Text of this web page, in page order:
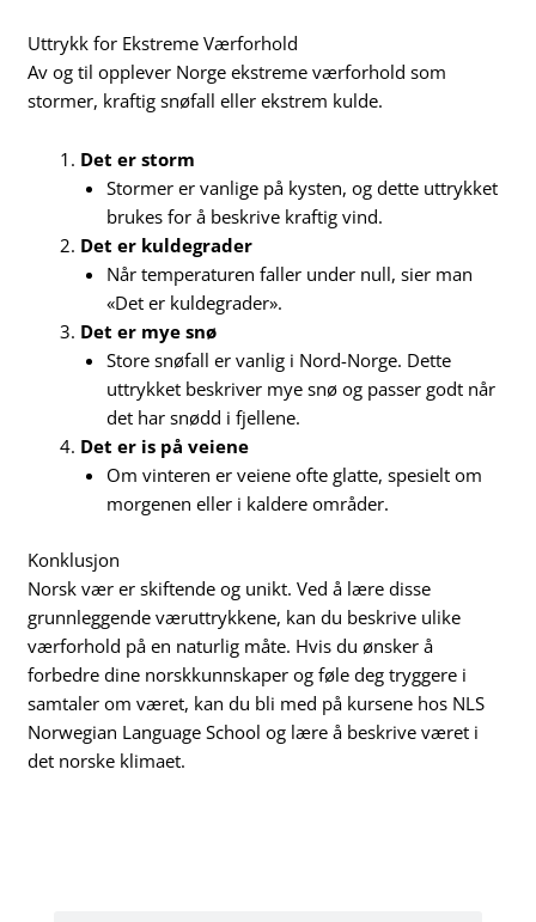
Uttrykk for Ekstreme Værforhold
Av og til opplever Norge ekstreme værforhold som
stormer, kraftig snøfall eller ekstrem kulde.
Det er storm
Stormer er vanlige på kysten, og dette uttrykket
brukes for å beskrive kraftig vind.
Det er kuldegrader
Når temperaturen faller under null, sier man
«Det er kuldegrader».
Det er mye snø
Store snøfall er vanlig i Nord-Norge. Dette
uttrykket beskriver mye snø og passer godt når
det har snødd i fjellene.
Det er is på veiene
Om vinteren er veiene ofte glatte, spesielt om
morgenen eller i kaldere områder.
Konklusjon
Norsk vær er skiftende og unikt. Ved å lære disse
grunnleggende væruttrykkene, kan du beskrive ulike
værforhold på en naturlig måte. Hvis du ønsker å
forbedre dine norskkunnskaper og føle deg tryggere i
samtaler om været, kan du bli med på kursene hos NLS
Norwegian Language School og lære å beskrive været i
det norske klimaet.